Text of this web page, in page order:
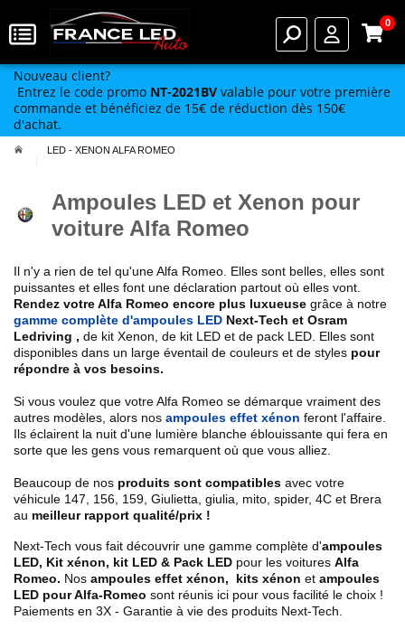
0
Nouveau client?
Entrez le code promo NT-2021BV valable pour votre première
commande et bénéficiez de 15€ de réduction dès 150€
d'achat.
LED - XENON ALFA ROMEO
Ampoules LED et Xenon pour
voiture Alfa Romeo
Il n'y a rien de tel qu'une Alfa Romeo. Elles sont belles, elles sont
puissantes et elles font une déclaration partout où elles vont.
Rendez votre Alfa Romeo encore plus luxueuse grâce à notre
gamme complète d'ampoules LED Next-Tech et Osram
Ledriving , de kit Xenon, de kit LED et de pack LED. Elles sont
disponibles dans un large éventail de couleurs et de styles pour
répondre à vos besoins.
Si vous voulez que votre Alfa Romeo se démarque vraiment des
autres modèles, alors nos ampoules effet xénon feront l'affaire.
Ils éclairent la nuit d'une lumière blanche éblouissante qui fera en
sorte que les gens vous remarquent où que vous alliez.
Beaucoup de nos produits sont compatibles avec votre
véhicule 147, 156, 159, Giulietta, giulia, mito, spider, 4C et Brera
au meilleur rapport qualité/prix !
Next-Tech vous fait découvrir une gamme complète d'ampoules
LED, Kit xénon, kit LED & Pack LED pour les voitures Alfa
Romeo. Nos ampoules effet xénon, kits xénon et ampoules
LED pour Alfa-Romeo sont réunis ici pour vous facilité le choix !
Paiements en 3X - Garantie à vie des produits Next-Tech.